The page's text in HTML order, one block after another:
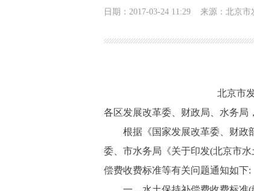
日期：2017-03-24 11:29 来源：北京市
北京市
各区发展改革委、财政局、水务局
根据《国家发展改革委、财政部
委、市水务局《关于印发(北京市
偿费收费标准等有关问题通知如下: